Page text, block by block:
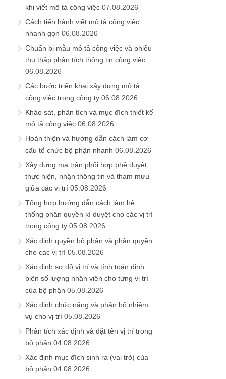
khi viết mô tả công việc 07.08.2026
Cách tiến hành viết mô tả công việc
nhanh gọn 06.08.2026
Chuẩn bị mẫu mô tả công việc và phiếu
thu thập phân tích thông tin công việc
06.08.2026
Các bước triển khai xây dựng mô tả
công việc trong công ty 06.08.2026
Khảo sát, phân tích và mục đích thiết kế
mô tả công việc 06.08.2026
Hoàn thiện và hướng dẫn cách làm cơ
cấu tổ chức bộ phận nhanh 06.08.2026
Xây dựng ma trận phối hợp phê duyệt,
thực hiện, nhận thông tin và tham mưu
giữa các vị trí 05.08.2026
Tổng hợp hướng dẫn cách làm hệ
thống phân quyền kí duyệt cho các vị trí
trong công ty 05.08.2026
Xác định quyền bộ phận và phân quyền
cho các vị trí 05.08.2026
Xác định sơ đồ vị trí và tính toán định
biên số lượng nhân viên cho từng vị trí
của bộ phận 05.08.2026
Xác định chức năng và phân bổ nhiệm
vụ cho vị trí 05.08.2026
Phân tích xác định và đặt tên vị trí trong
bộ phận 04.08.2026
Xác định mục đích sinh ra (vai trò) của
bộ phận 04.08.2026